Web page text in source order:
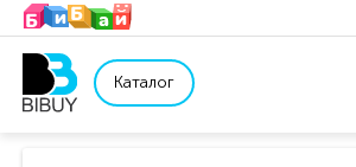
Каталог